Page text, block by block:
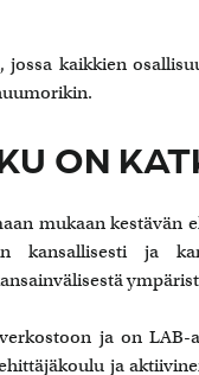
kaikkien
ON
mukaan
kansallisesti ja
ja on
ja